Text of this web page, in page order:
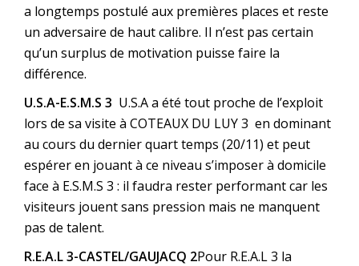
a longtemps postulé aux premières places et reste
un adversaire de haut calibre. Il n’est pas certain
qu’un surplus de motivation puisse faire la
différence.
U.S.A-E.S.M.S 3 U.S.A a été tout proche de l’exploit
lors de sa visite à COTEAUX DU LUY 3 en dominant
au cours du dernier quart temps (20/11) et peut
espérer en jouant à ce niveau s’imposer à domicile
face à E.S.M.S 3 : il faudra rester performant car les
visiteurs jouent sans pression mais ne manquent
pas de talent.
R.E.A.L 3-CASTEL/GAUJACQ 2Pour R.E.A.L 3 la